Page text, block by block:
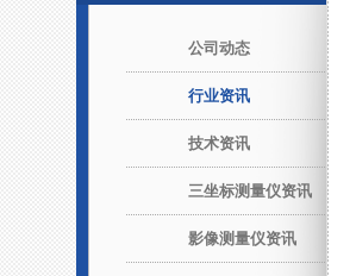
公司动态
行业资讯
技术资讯
三坐标测量仪资讯
影像测量仪资讯